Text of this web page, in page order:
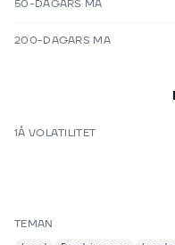
50-DAGARS MA
200-DAGARS MA
1Å VOLATILITET
TEMAN